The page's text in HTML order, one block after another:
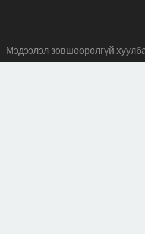
Мэдээлэл зөвшөөрөлгүй